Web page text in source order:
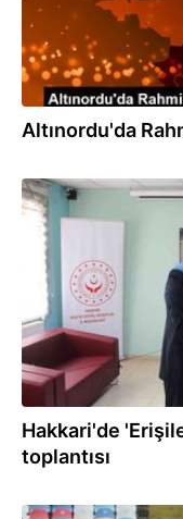
Altınordu'da
22.02.2022
Hakkari'de
toplantısı